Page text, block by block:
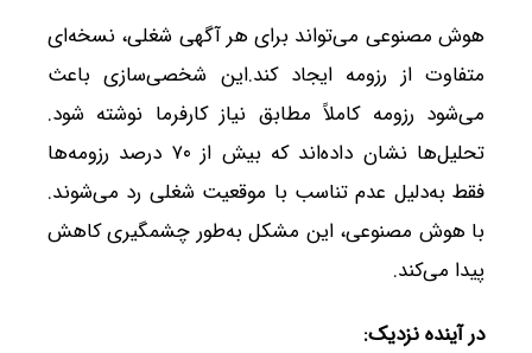
هوش مصنوعی می‌تواند برای هر آگهی شغلی، نسخه‌ای
متفاوت از رزومه ایجاد کند.این شخصی‌سازی باعث
می‌شود رزومه کاملاً مطابق نیاز کارفرما نوشته شود.
تحلیل‌ها نشان داده‌اند که بیش از ۷۰ درصد رزومه‌ها
فقط به‌دلیل عدم تناسب با موقعیت شغلی رد می‌شوند.
با هوش مصنوعی، این مشکل به‌طور چشمگیری کاهش
پیدا می‌کند.
در آینده نزدیک: